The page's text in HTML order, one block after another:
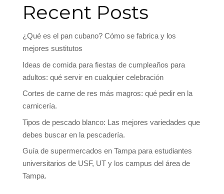
Recent Posts
¿Qué es el pan cubano? Cómo se fabrica y los
mejores sustitutos
Ideas de comida para fiestas de cumpleaños para
adultos: qué servir en cualquier celebración
Cortes de carne de res más magros: qué pedir en la
carnicería.
Tipos de pescado blanco: Las mejores variedades que
debes buscar en la pescadería.
Guía de supermercados en Tampa para estudiantes
universitarios de USF, UT y los campus del área de
Tampa.